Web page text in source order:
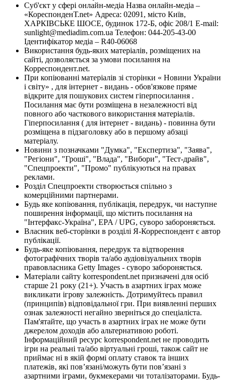
Суб'єкт у сфері онлайн-медіа Назва онлайн-медіа –
«КореспонденТ.net» Адреса: 02091, місто Київ,
ХАРКІВСЬКЕ ШОСЕ, будинок 172-Б, офіс 208/1 E-mail:
sunlight@mediadim.com.ua Телефон: 044-205-43-00
Ідентифікатор медіа – R40-06068
Використання будь-яких матеріалів, розміщених на
сайті, дозволяється за умови посилання на
Корреспондент.net.
При копіюванні матеріалів зі сторінки « Новини України
і світу» , для інтернет - видань - обов'язкове пряме
відкрите для пошукових систем гіперпосилання .
Посилання має бути розміщена в незалежності від
повного або часткового використання матеріалів.
Гіперпосилання ( для інтернет - видань) - повинна бути
розміщена в підзаголовку або в першому абзаці
матеріалу.
Новини з позначками "Думка", "Експертиза", "Заява",
"Регіони", "Гроші", "Влада", "Вибори", "Тест-драйв",
"Спецпроекти", "Промо" публікуються на правах
реклами.
Розділ Спецпроекти створюється спільно з
комерційними партнерами.
Будь яке копіювання, публікація, передрук, чи наступне
поширення інформації, що містить посилання на
"Інтерфакс-Україна", EPA / UPG, суворо забороняється.
Власник веб-сторінки в розділі Я-Корреспондент є автор
публікації.
Будь-яке копіювання, передрук та відтворення
фотографічних творів та/або аудіовізуальних творів
правовласника Getty Images - суворо забороняється.
Матеріали сайту korrespondent.net призначені для осіб
старше 21 року (21+). Участь в азартних іграх може
викликати ігрову залежність. Дотримуйтесь правил
(принципів) відповідальної гри. При виявленні перших
ознак залежності негайно зверніться до спеціаліста.
Пам'ятайте, що участь в азартних іграх не може бути
джерелом доходів або альтернативою роботі.
Інформаційний ресурс korrespondent.net не проводить
ігри на реальні та/або віртуальні гроші, також сайт не
приймає ні в якій формі оплату ставок та інших
платежів, які пов’язані/можуть бути пов’язані з
азартними іграми, букмекерами чи тоталізаторами. Будь-